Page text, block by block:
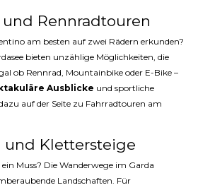
Rennradtouren
am besten auf zwei Rädern erkunden?
bieten unzählige Möglichkeiten, die
ob Rennrad, Mountainbike oder E-Bike –
Ausblicke und sportliche
auf der Seite zu Fahrradtouren am
Klettersteige
Muss? Die Wanderwege im Garda
Landschaften. Für